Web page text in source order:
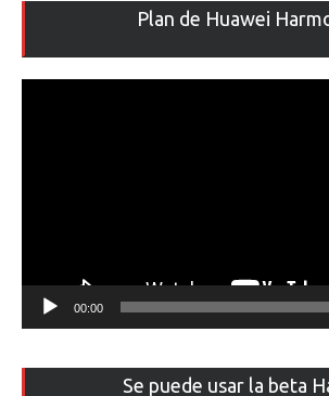
Plan de Huawei
00:00
Se puede usar la beta